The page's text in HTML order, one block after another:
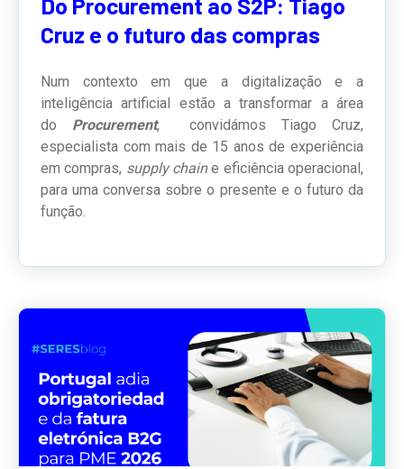
Do Procurement ao S2P: Tiago
Cruz e o futuro das compras
Num contexto em que a digitalização e a
inteligência artificial estão a transformar a área
do
Procurement, convidámos Tiago Cruz,
especialista com mais de 15 anos de experiência
em compras, supply chaine eficiência operacional,
para uma conversa sobre o presente e o futuro da
função.